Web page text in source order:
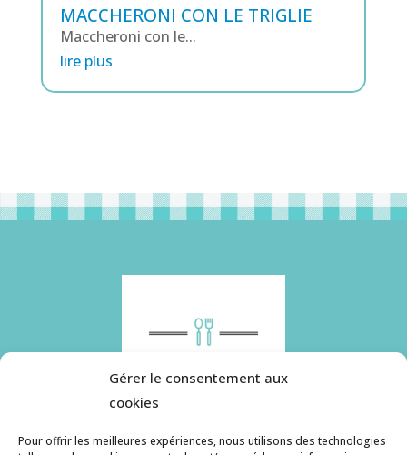
Gérer le consentement aux
cookies
Pour offrir les meilleures expériences, nous utilisons des technologies
MACCHERONI CON LE TRIGLIE
Maccheroni con le...
lire plus